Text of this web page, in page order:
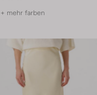
+ mehr farben